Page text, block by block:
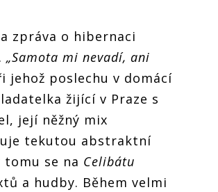
zpráva o hibernaci
„Samota mi nevadí, ani
poslechu v domácí
žijící v Praze s
její něžný mix
tekutou abstraktní
tomu se na Celibátu
a hudby. Během velmi